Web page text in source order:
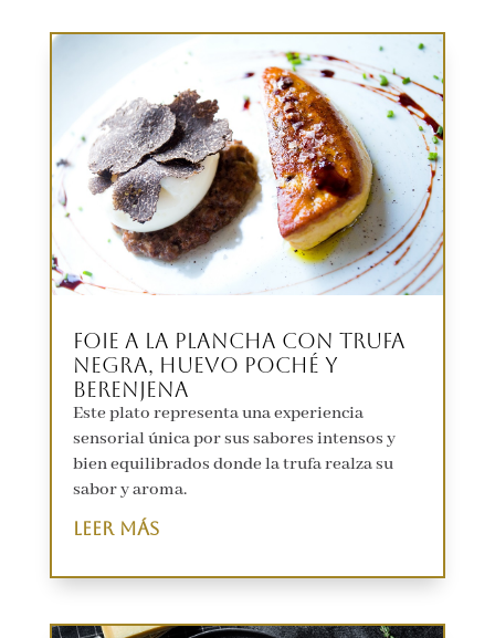
Foie a la plancha con trufa
negra, huevo poché y
berenjena
Este plato representa una experiencia
sensorial única por sus sabores intensos y
bien equilibrados donde la trufa realza su
sabor y aroma.
leer más